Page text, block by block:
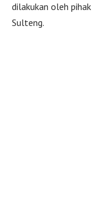
dilakukan oleh
Sulteng.